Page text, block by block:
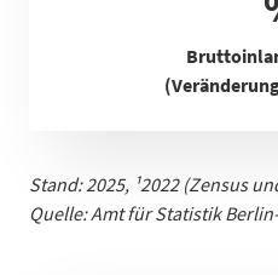
Stand: 2025, ¹2022 (Zensus
Quelle: Amt für Statistik